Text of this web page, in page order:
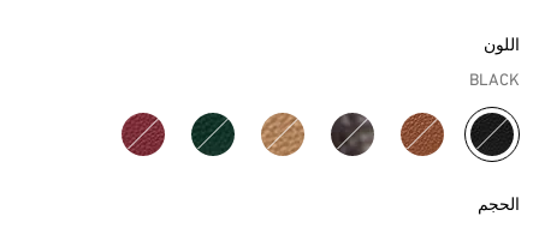
اللون
BLACK
مختار
الحجم